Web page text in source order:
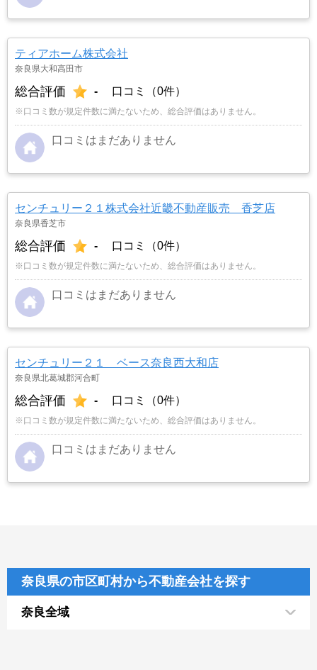
ティアホーム株式会社
奈良県大和高田市
総合評価 - 口コミ（0件）
※口コミ数が規定件数に満たないため、総合評価はありません。
口コミはまだありません
センチュリー２１株式会社近畿不動産販売 香芝店
奈良県香芝市
総合評価 - 口コミ（0件）
※口コミ数が規定件数に満たないため、総合評価はありません。
口コミはまだありません
センチュリー２１ ベース奈良西大和店
奈良県北葛城郡河合町
総合評価 - 口コミ（0件）
※口コミ数が規定件数に満たないため、総合評価はありません。
口コミはまだありません
奈良県の市区町村から不動産会社を探す
奈良全域